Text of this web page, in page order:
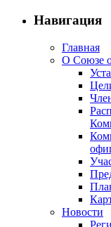
Навигация
Главная
О Союзе
Новости